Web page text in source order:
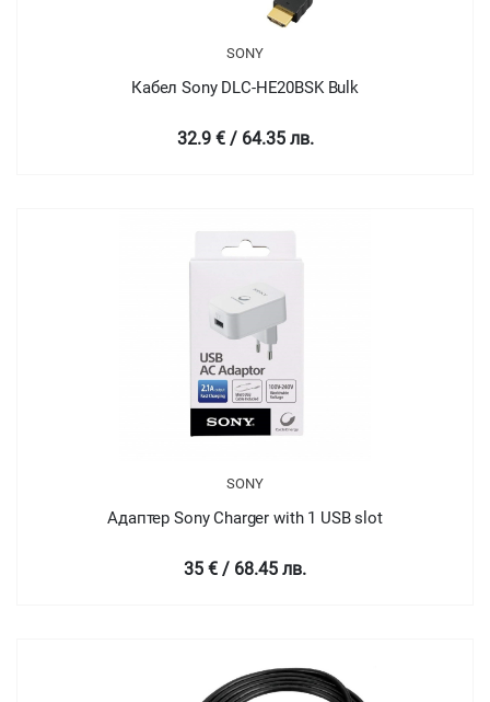
SONY
Кабел Sony DLC-HE20BSK Bulk
32.9 € / 64.35 лв.
SONY
Адаптер Sony Charger with 1 USB slot
35 € / 68.45 лв.